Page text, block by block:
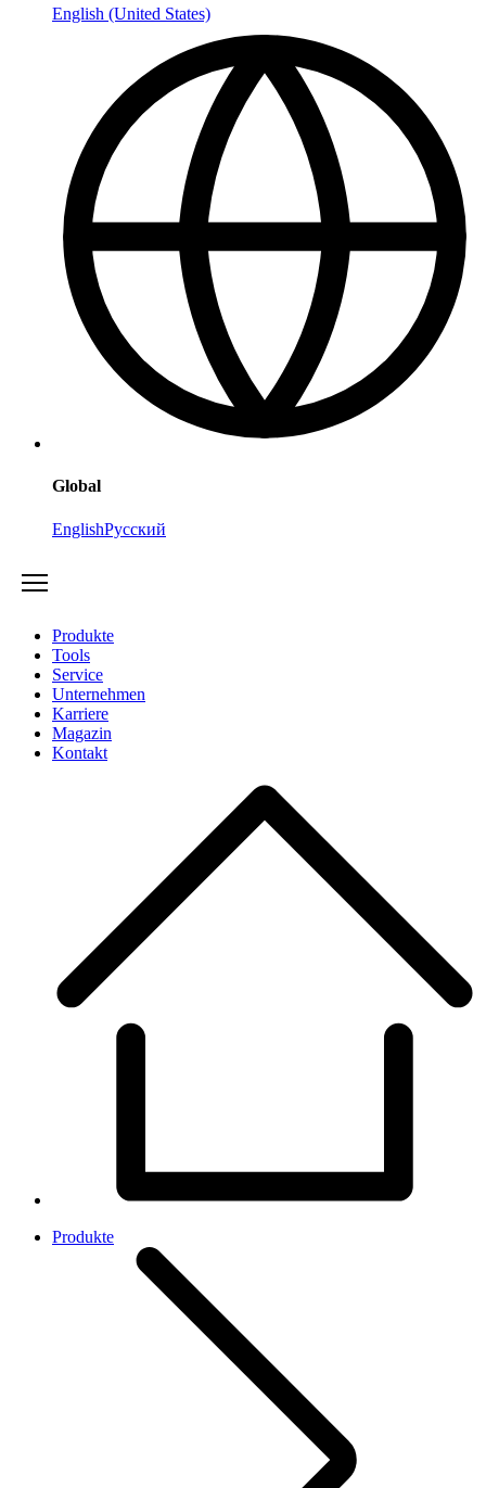
English (United States)
Global
EnglishРусский
Produkte
Tools
Service
Unternehmen
Karriere
Magazin
Kontakt
Produkte